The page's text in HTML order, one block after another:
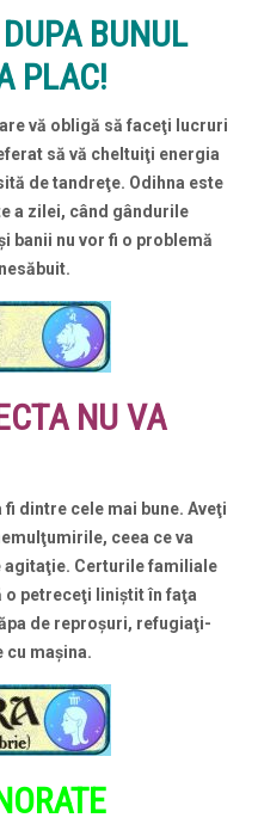
BUNUL
PLAC!
vă obligă să faceţi lucruri
să vă cheltuiţi energia
de tandreţe. Odihna este
a zilei, când gândurile
banii nu vor fi o problemă
NU VA
dintre cele mai bune. Aveţi
ceea ce va
agitaţie. Certurile familiale
o petreceţi liniştit în faţa
de reproşuri, refugiaţi-
cu maşina.